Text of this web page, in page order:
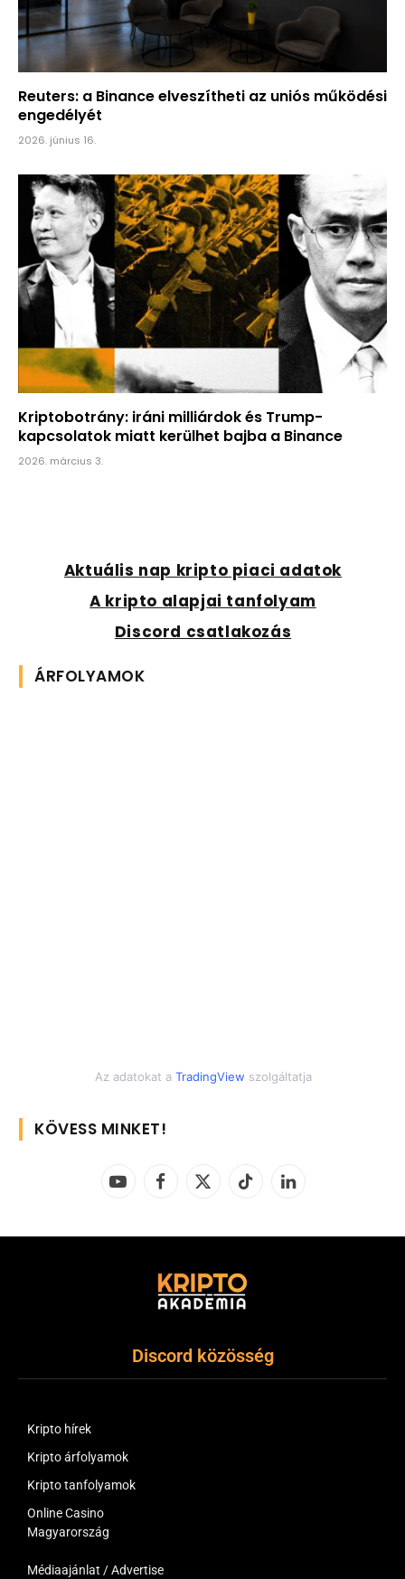
Reuters: a Binance elveszítheti az uniós működési
engedélyét
2026. június 16.
Kriptobotrány: iráni milliárdok és Trump-
kapcsolatok miatt kerülhet bajba a Binance
2026. március 3.
Aktuális nap kripto piaci adatok
A kripto alapjai tanfolyam
Discord csatlakozás
ÁRFOLYAMOK
Az adatokat a TradingView szolgáltatja
KÖVESS MINKET!
YouTubeFacebook
X
TikTok LinkedIn
Discord közösség
Kripto hírek
Kripto árfolyamok
Kripto tanfolyamok
Online Casino
Magyarország
Médiaajánlat / Advertise